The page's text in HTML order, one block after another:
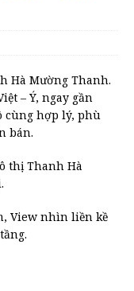
Hà Mường Thanh.
– Ý, ngay gần
cùng hợp lý, phù
bán.
thị Thanh Hà
View nhìn liền kề